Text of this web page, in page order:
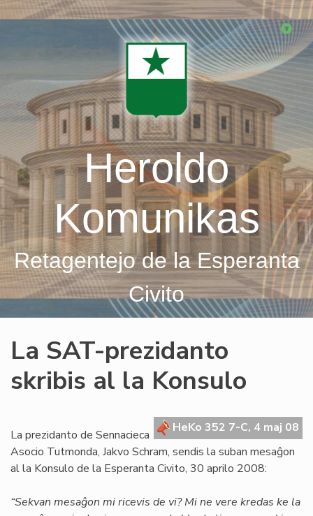
Skip
Heroldo
Komunikas
Retagentejo de la Esperanta
Civito
La SAT-prezidanto
skribis al la Konsulo
HeKo 352 7-C, 4 maj 08
La prezidanto de Sennacieca
Asocio Tutmonda, Jakvo Schram, sendis la suban mesaĝon
al la Konsulo de la Esperanta Civito, 30 aprilo 2008:
“Sekvan mesaĝon mi ricevis de vi? Mi ne vere kredas ke la